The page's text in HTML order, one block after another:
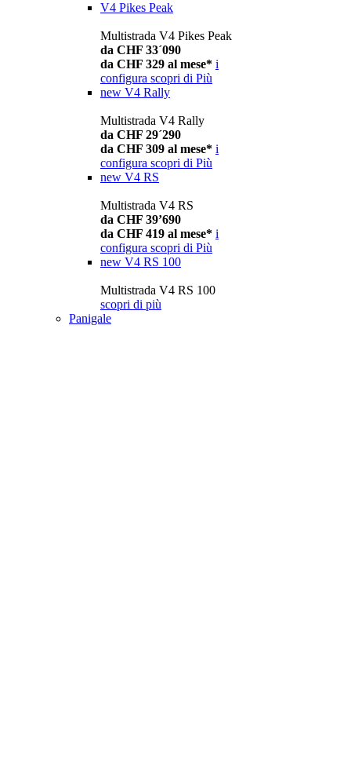
V4 Pikes Peak
Multistrada V4 Pikes Peak
da CHF 33´090
da CHF 329 al mese* i
configura scopri di Più
new V4 Rally
Multistrada V4 Rally
da CHF 29´290
da CHF 309 al mese* i
configura scopri di Più
new V4 RS
Multistrada V4 RS
da CHF 39’690
da CHF 419 al mese* i
configura scopri di Più
new V4 RS 100
Multistrada V4 RS 100
scopri di più
Panigale